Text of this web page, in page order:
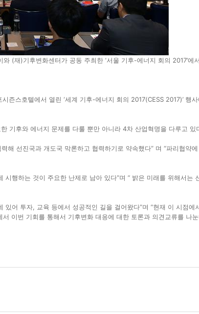
(재)기후변화센터가 공동 주최한 ‘서울 기후-에너지 회의 2017’
즌스호텔에서 열린 ‘세계 기후-에너지 회의 2017(CESS 2017)’ 행
기후와 에너지 문제를 다룰 뿐만 아니라 4차 산업혁명을 다루고 있
해 선진국과 개도국 막론하고 협력하기로 약속했다” 며 “파리협약
시행하는 것이 주요한 난제로 남아 있다”며 “ 밝은 미래를 위해서
어 투자, 교육 등에서 성공적인 길을 걸어왔다”며 “현재 이 시점에
이번 기회를 통해서 기후변화 대응에 대한 토론과 의견교류를